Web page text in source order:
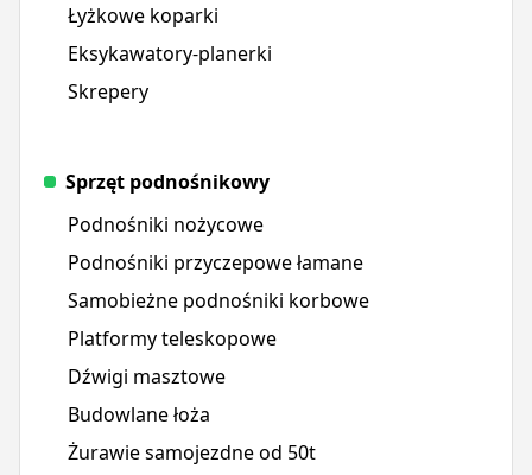
Łyżkowe koparki
Eksykawatory-planerki
Skrepery
Sprzęt podnośnikowy
Podnośniki nożycowe
Podnośniki przyczepowe łamane
Samobieżne podnośniki korbowe
Platformy teleskopowe
Dźwigi masztowe
Budowlane łoża
Żurawie samojezdne od 50t